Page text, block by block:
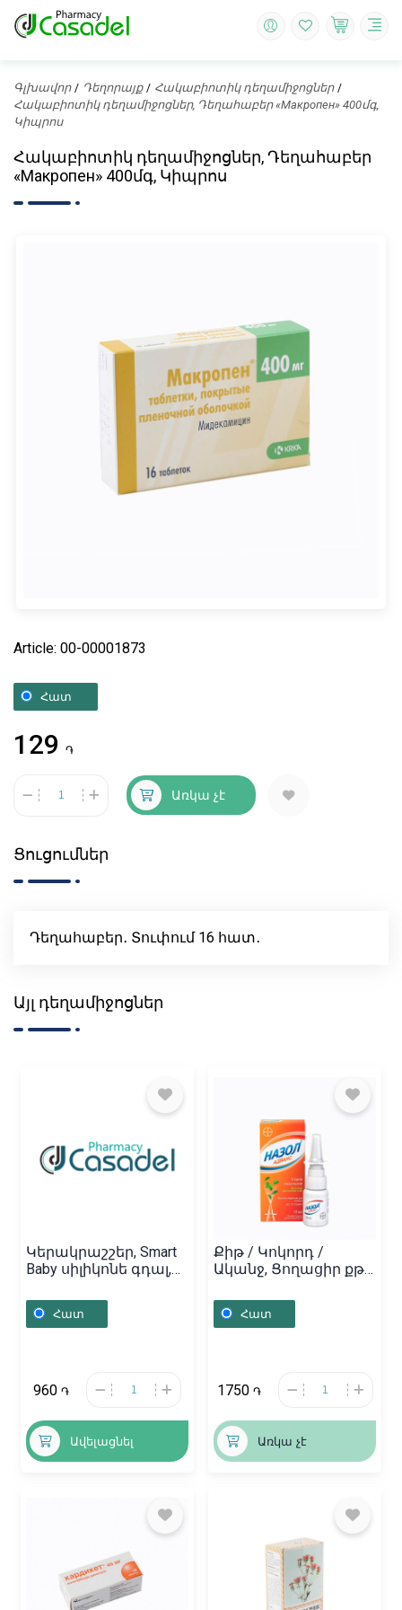
Գլխավոր Դեղորայք
Հակաբիոտիկ դեղամիջոցներ
Հակաբիոտիկ դեղամիջոցներ, Դեղահաբեր «Макропен» 400մգ,
Կիպրոս
Հակաբիոտիկ դեղամիջոցներ, Դեղահաբեր
«Макропен» 400մգ, Կիպրոս
Article: 00-00001873
Հատ
129 ֏
Առկա չէ
Ցուցումներ
Դեղահաբեր․ Տուփում 16 հատ․
Այլ դեղամիջոցներ
Կերակրաշշեր, Smart
Baby սիլիկոնե գդալ,
Հատ
960 ֏
Ավելացնել
Քիթ / Կոկորդ /
Ականջ, Ցողացիր քթի
Գերմանիա
Հատ
1750 ֏
Առկա չէ